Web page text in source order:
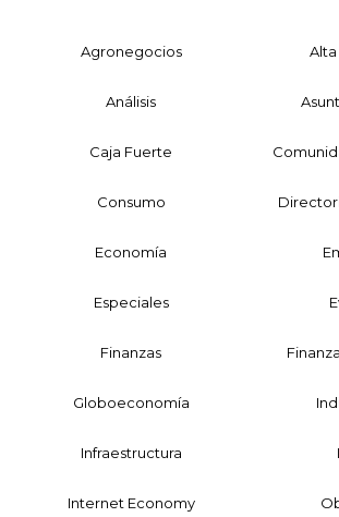
Agronegocios
Análisis
Caja Fuerte
Consumo
Economía
Especiales
Finanzas
Globoeconomía
Infraestructura
Internet Economy